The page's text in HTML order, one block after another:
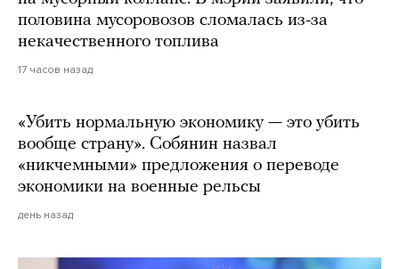
половина мусоровозов сломалась из-за
некачественного топлива
17 часов назад
«Убить нормальную экономику — это убить
вообще страну». Собянин назвал
«никчемными» предложения о переводе
экономики на военные рельсы
день назад